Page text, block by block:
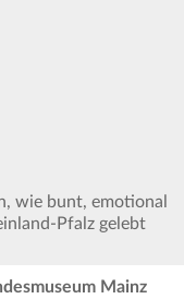
wie bunt, emotional
Pfalz gelebt
Mainz